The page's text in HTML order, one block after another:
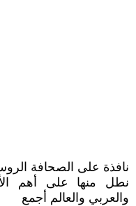
نافذة على الصحافة
نطل منها على أهم
والعربي والعالم أجمع